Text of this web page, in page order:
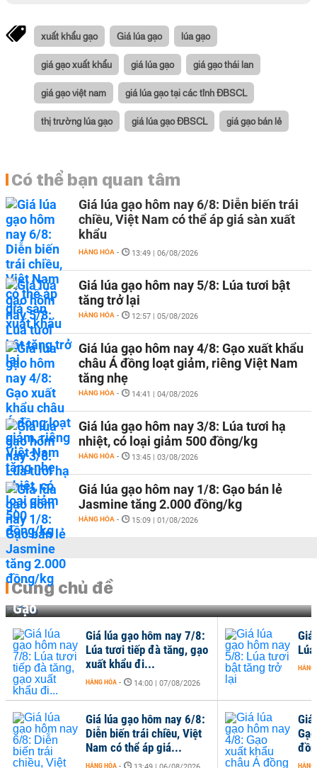
xuất khẩu gạo Giá lúa gạo lúa gạo
giá gạo xuất khẩu giá lúa gạo giá gạo thái lan
giá gạo việt nam giá lúa gạo tại các tỉnh ĐBSCL
thị trường lúa gạo giá lúa gạo ĐBSCL giá gạo bán lẻ
Có thể bạn quan tâm
Giá lúa gạo hôm nay 6/8: Diễn biến trái
chiều, Việt Nam có thể áp giá sàn xuất
khẩu
HÀNG HÓA - 13:49 | 06/08/2026
Giá lúa gạo hôm nay 5/8: Lúa tươi bật
tăng trở lại
HÀNG HÓA - 12:57 | 05/08/2026
Giá lúa gạo hôm nay 4/8: Gạo xuất khẩu
châu Á đồng loạt giảm, riêng Việt Nam
tăng nhẹ
HÀNG HÓA - 14:41 | 04/08/2026
Giá lúa gạo hôm nay 3/8: Lúa tươi hạ
nhiệt, có loại giảm 500 đồng/kg
HÀNG HÓA - 13:45 | 03/08/2026
Giá lúa gạo hôm nay 1/8: Gạo bán lẻ
Jasmine tăng 2.000 đồng/kg
HÀNG HÓA - 15:09 | 01/08/2026
Cùng chủ đề
Gạo
Giá lúa gạo hôm nay 7/8:
Lúa tươi tiếp đà tăng, gạo
xuất khẩu đi...
HÀNG HÓA - 14:00 | 07/08/2026
Giá lúa gạo hôm nay 6/8:
Diễn biến trái chiều, Việt
Nam có thể áp giá...
HÀNG HÓA -
HÀNG
HÀNG